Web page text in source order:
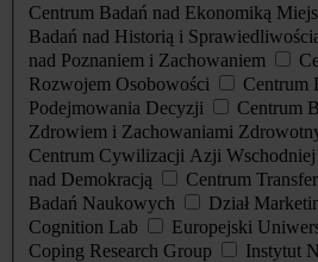
Centrum Badań nad Ekonomiką
Badań nad Historią i
nad Poznaniem i Zachowaniem
Rozwojem Osobowości
Centrum
Podejmowania Decyzji
Centrum
Zdrowiem i Zachowaniami
Centrum Cywilizacji Azji Wschodniej
nad Demokracją
Centrum
Badań Naukowych
Dział
Cognition Lab
Europejski
Coping Research Group
Instytut